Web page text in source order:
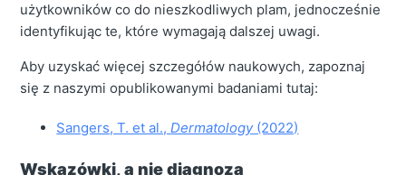
użytkowników co do nieszkodliwych plam, jednocześnie
identyfikując te, które wymagają dalszej uwagi.
Aby uzyskać więcej szczegółów naukowych, zapoznaj
się z naszymi opublikowanymi badaniami tutaj:
Sangers, T. et al.,Dermatology(2022)
Wskazówki, a nie diagnoza